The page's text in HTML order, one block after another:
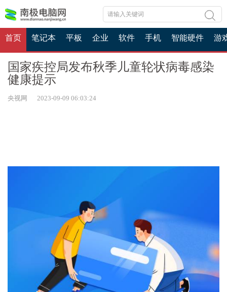
首页 笔记本 平板 企业 软件 手机 智能硬件 游
国家疾控局发布秋季儿童轮状病毒感染
健康提示
央视网 2023-09-09 06:03:24